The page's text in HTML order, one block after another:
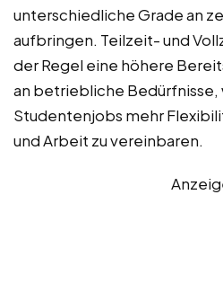
unterschiedliche Grade an
aufbringen. Teilzeit- und
der Regel eine höhere
an betriebliche Bedürfnisse,
Studentenjobs mehr
und Arbeit zu vereinbaren.